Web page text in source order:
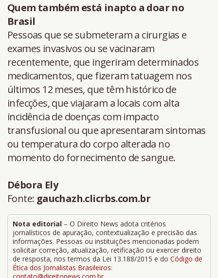
Quem também está inapto a doar no
Brasil
Pessoas que se submeteram a cirurgias e
exames invasivos ou se vacinaram
recentemente, que ingeriram determinados
medicamentos, que fizeram tatuagem nos
últimos 12 meses, que têm histórico de
infecções, que viajaram a locais com alta
incidência de doenças com impacto
transfusional ou que apresentaram sintomas
ou temperatura do corpo alterada no
momento do fornecimento de sangue.
Débora Ely
Fonte: gauchazh.clicrbs.com.br
Nota editorial – O Direito News adota critérios
jornalísticos de apuração, contextualização e precisão das
informações. Pessoas ou instituições mencionadas podem
solicitar correção, atualização, retificação ou exercer direito
de resposta, nos termos da Lei 13.188/2015 e do Código de
Ética dos Jornalistas Brasileiros:
contato@direitonews.com.br.